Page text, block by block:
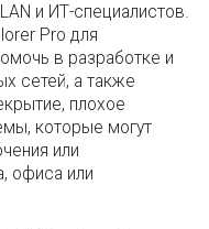
и ИТ-специалистов.
Pro для
в разработке и
сетей, а также
плохое
которые могут
или
офиса или